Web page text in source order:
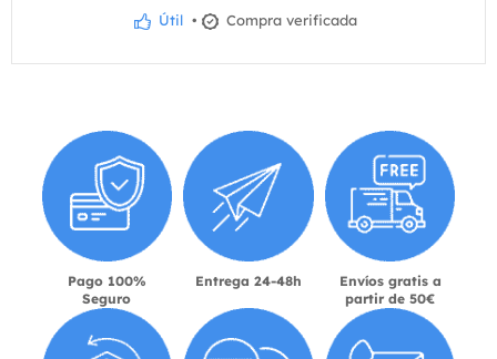
Útil • Compra verificada
Pago 100%
Seguro
Entrega 24-48h
Envíos gratis a
partir de 50€